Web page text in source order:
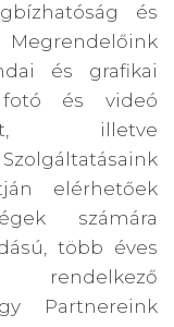
és
és grafikai
fotó és videó
illetve
elérhetőek
számára
több éves
rendelkező
Partnereink